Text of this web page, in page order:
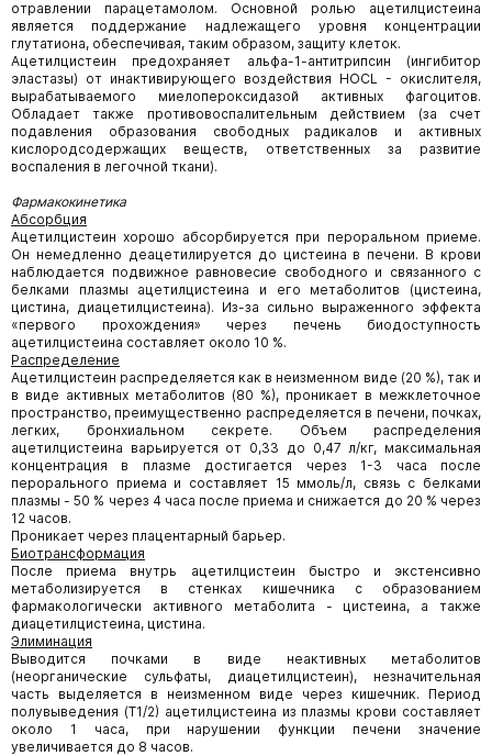
отравлении парацетамолом. Основной ролью ацетилцистеина
является поддержание надлежащего уровня концентрации
глутатиона, обеспечивая, таким образом, защиту клеток.
Ацетилцистеин предохраняет альфа-1-антитрипсин (ингибитор
эластазы) от инактивирующего воздействия HOCL - окислителя,
вырабатываемого миелопероксидазой активных фагоцитов.
Обладает также противовоспалительным действием (за счет
подавления образования свободных радикалов и активных
кислородсодержащих веществ, ответственных за развитие
воспаления в легочной ткани).
Фармакокинетика
Абсорбция
Ацетилцистеин хорошо абсорбируется при пероральном приеме.
Он немедленно деацетилируется до цистеина в печени. В крови
наблюдается подвижное равновесие свободного и связанного с
белками плазмы ацетилцистеина и его метаболитов (цистеина,
цистина, диацетилцистеина). Из-за сильно выраженного эффекта
«первого прохождения» через печень биодоступность
ацетилцистеина составляет около 10 %.
Распределение
Ацетилцистеин распределяется как в неизменном виде (20 %), так и
в виде активных метаболитов (80 %), проникает в межклеточное
пространство, преимущественно распределяется в печени, почках,
легких, бронхиальном секрете. Объем распределения
ацетилцистеина варьируется от 0,33 до 0,47 л/кг, максимальная
концентрация в плазме достигается через 1-3 часа после
перорального приема и составляет 15 ммоль/л, связь с белками
плазмы - 50 % через 4 часа после приема и снижается до 20 % через
12 часов.
Проникает через плацентарный барьер.
Биотрансформация
После приема внутрь ацетилцистеин быстро и экстенсивно
метаболизируется в стенках кишечника с образованием
фармакологически активного метаболита - цистеина, а также
диацетилцистеина, цистина.
Элиминация
Выводится почками в виде неактивных метаболитов
(неорганические сульфаты, диацетилцистеин), незначительная
часть выделяется в неизменном виде через кишечник. Период
полувыведения (Т1/2) ацетилцистеина из плазмы крови составляет
около 1 часа, при нарушении функции печени значение
увеличивается до 8 часов.